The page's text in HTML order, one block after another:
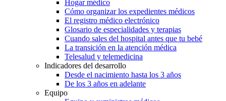
Hogar médico
Cómo organizar los expedientes médicos
El registro médico electrónico
Glosario de especialidades y terapias
Cuando sales del hospital antes que tu bebé
La transición en la atención médica
Telesalud y telemedicina
Indicadores del desarrollo
Desde el nacimiento hasta los 3 años
De los 3 años en adelante
Equipo